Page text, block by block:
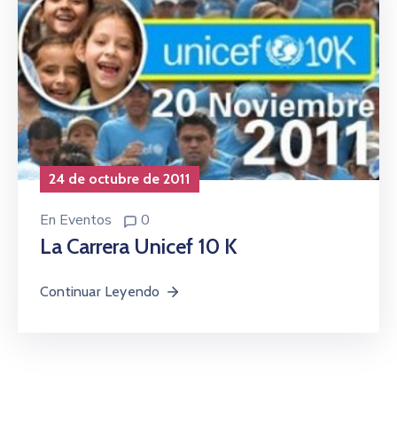
24 de octubre de 2011
En Eventos 0
La Carrera Unicef 10 K
Continuar Leyendo